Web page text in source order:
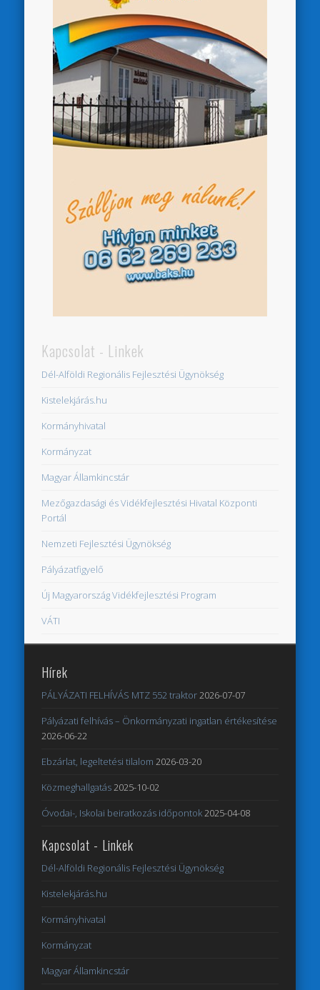
Kapcsolat - Linkek
Dél-Alföldi Regionális Fejlesztési Ügynökség
Kistelekjárás.hu
Kormányhivatal
Kormányzat
Magyar Államkincstár
Mezőgazdasági és Vidékfejlesztési Hivatal Központi
Portál
Nemzeti Fejlesztési Ügynökség
Pályázatfigyelő
Új Magyarország Vidékfejlesztési Program
VÁTI
Hírek
PÁLYÁZATI FELHÍVÁS MTZ 552 traktor2026-07-07
Pályázati felhívás – Önkormányzati ingatlan értékesítése
2026-06-22
Ebzárlat, legeltetési tilalom 2026-03-20
Közmeghallgatás2025-10-02
Óvodai-, Iskolai beiratkozás időpontok2025-04-08
Kapcsolat - Linkek
Dél-Alföldi Regionális Fejlesztési Ügynökség
Kistelekjárás.hu
Kormányhivatal
Kormányzat
Magyar Államkincstár